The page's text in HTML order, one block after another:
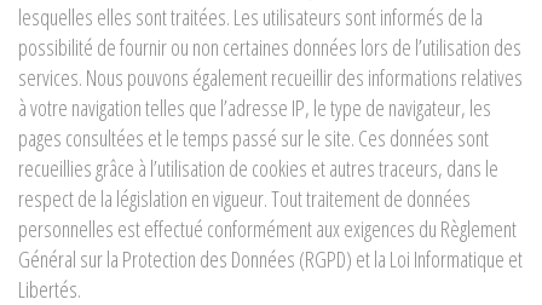
lesquelles elles sont traitées. Les utilisateurs sont informés de la
possibilité de fournir ou non certaines données lors de l’utilisation des
services. Nous pouvons également recueillir des informations relatives
à votre navigation telles que l’adresse IP, le type de navigateur, les
pages consultées et le temps passé sur le site. Ces données sont
recueillies grâce à l’utilisation de cookies et autres traceurs, dans le
respect de la législation en vigueur. Tout traitement de données
personnelles est effectué conformément aux exigences du Règlement
Général sur la Protection des Données (RGPD) et la Loi Informatique et
Libertés.